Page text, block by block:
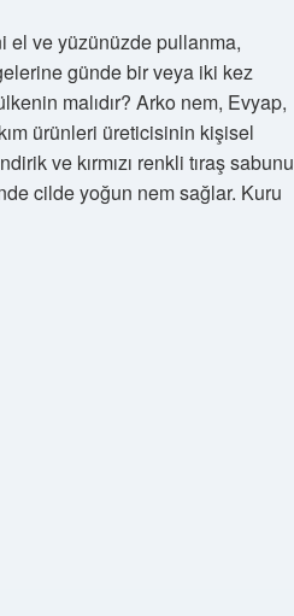
el ve yüzünüzde pullanma,
günde bir veya iki kez
malıdır? Arko nem, Evyap,
ürünleri üreticisinin kişisel
ve kırmızı renkli tıraş sabunu
cilde yoğun nem sağlar. Kuru